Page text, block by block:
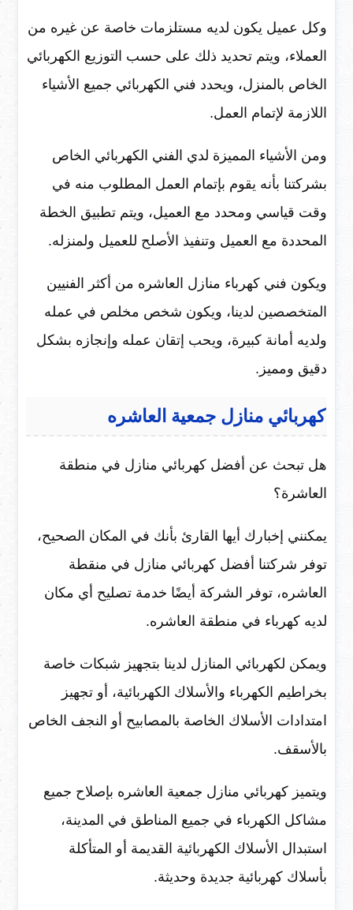
وكل عميل يكون لديه مستلزمات خاصة عن غيره من
العملاء، ويتم تحديد ذلك على حسب التوزيع الكهربائي
الخاص بالمنزل، ويحدد فني الكهربائي جميع الأشياء
اللازمة لإتمام العمل.
ومن الأشياء المميزة لدي الفني الكهربائي الخاص
بشركتنا بأنه يقوم بإتمام العمل المطلوب منه في
وقت قياسي ومحدد مع العميل، ويتم تطبيق الخطة
المحددة مع العميل وتنفيذ الأصلح للعميل ولمنزله.
ويكون فني كهرباء منازل العاشره من أكثر الفنيين
المتخصصين لدينا، ويكون شخص مخلص في عمله
ولديه أمانة كبيرة، ويحب إتقان عمله وإنجازه بشكل
دقيق ومميز.
كهربائي منازل جمعية العاشره
هل تبحث عن أفضل كهربائي منازل في منطقة
العاشرة؟
يمكنني إخبارك أيها القارئ بأنك في المكان الصحيح،
توفر شركتنا أفضل كهربائي منازل في منقطة
العاشره، توفر الشركة أيضًا خدمة تصليح أي مكان
لديه كهرباء في منطقة العاشره.
ويمكن لكهربائي المنازل لدينا بتجهيز شبكات خاصة
بخراطيم الكهرباء والأسلاك الكهربائية، أو تجهيز
امتدادات الأسلاك الخاصة بالمصابيح أو النجف الخاص
بالأسقف.
ويتميز كهربائي منازل جمعية العاشره بإصلاح جميع
مشاكل الكهرباء في جميع المناطق في المدينة،
استبدال الأسلاك الكهربائية القديمة أو المتأكلة
بأسلاك كهربائية جديدة وحديثة.